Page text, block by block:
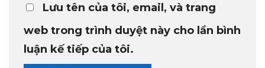
Lưu tên của tôi, email, và trang
web trong trình duyệt này cho lần bình
luận kế tiếp của tôi.